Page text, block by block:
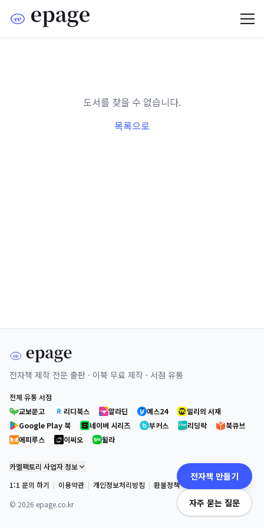
도서를 찾을 수 없습니다.
목록으로
전자책 제작 전문 출판 · 이북 무료 제작 · 서점 유통
전체 유통 서점
교보문고
리디북스 알라딘 예스24
밀리의 서재
Google Play 북
네이버 시리즈 부커스 리딩락
북큐브
에피루스
이씨오 윌라
카멜팩토리 사업자 정보
1:1 문의 하기 | 이용약관 | 개인정보처리방침 | 환불정책
© 2026 epage.co.kr
전자책 만들기
자주 묻는 질문